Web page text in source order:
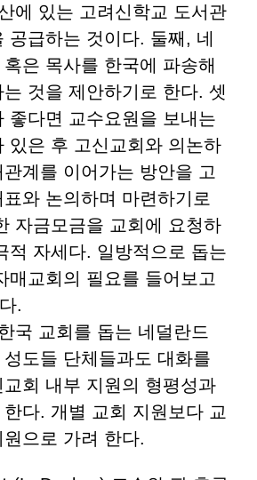
에 있는 고려신학교 도서관
공급하는 것이다. 둘째, 네
은 목사를 한국에 파송해
것을 제안하기로 한다. 셋
좋다면 교수요원을 보내는
있은 후 고신교회와 의논하
계를 이어가는 방안을 고
와 논의하며 마련하기로
자금모금을 교회에 요청하
적 자세다. 일방적으로 돕는
매교회의 필요를 들어보고
.
국 교회를 돕는 네덜란드
도들 단체들과도 대화를
회 내부 지원의 형평성과
다. 개별 교회 지원보다 교
으로 가려 한다.